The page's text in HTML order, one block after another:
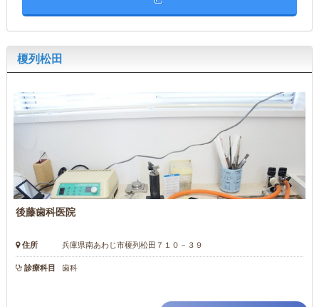
榎列松田
後藤歯科医院
住所 兵庫県南あわじ市榎列松田７１０－３９
診療科目 歯科